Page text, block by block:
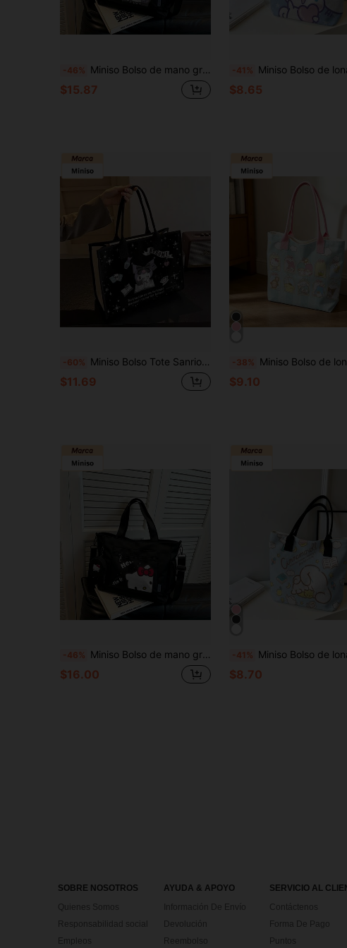
-46% Miniso Bolso de mano grande de capacidad multiusos con estampado de la vidente mística de Kuromi de Sanrio, en color negro, con monedero desmontable, ideal para el trabajo, viajes, compras y uso diario. Juego de 2 piezas.
$15.87
-41% Miniso Bolso de lona con corazón estrellado de Cinnamoroll de Sanrio, bolso de
$8.65
-60% Miniso Bolso Tote Sanrio Kuromi - Bolso de Hombro de Lona con Estampado de Adivina, Bolso de Mano de Gran Capacidad para Trabajo, Escuela, Viajes & Compras
$11.69
-38% Miniso Bolso de lona con estampado de cuadrícula de ventana de personajes de Sanrio, bolso de hombro a
$9.10
-46% Miniso Bolso de mano grande de capacidad multiusos con estampado de grafiti de Hello Kitty de Sanrio en negro, set de 2 piezas con monedero desmontable, múltiples formas de llevar, ideal para trabajo, viajes, compras y uso diario
$16.00
-41% Miniso Bolso de lona con estampado soñador de Cinnamoroll de Sanrio, bolso de
$8.70
SOBRE NOSOTROS
Quienes Somos
Responsabilidad social
Empleos
AYUDA & APOYO
Información De Envío
Devolución
Reembolso
SERVICIO AL
Contáctenos
Forma De Pago
Puntos